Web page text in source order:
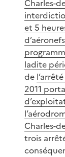
Charles-
et 5
ladite
de
2011
Charles-
trois